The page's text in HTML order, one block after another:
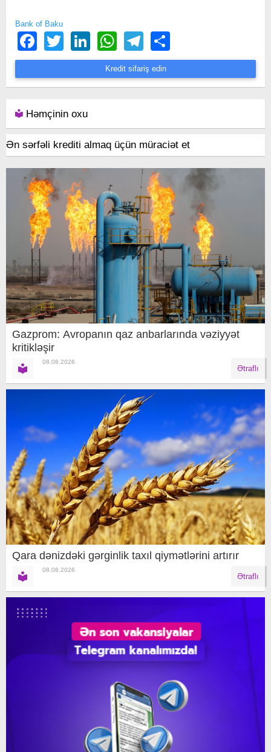
Bank of Baku
FacebookTwitter LinkedIn WhatsAppTelegram
Kredit sifariş edin
Həmçinin oxu
Ən sərfəli krediti almaq üçün müraciət et
Gazprom: Avropanın qaz anbarlarında vəziyyət
kritikləşir
08.08.2026
Ətraflı
Qara dənizdəki gərginlik taxıl qiymətlərini artırır
08.08.2026
Ətraflı